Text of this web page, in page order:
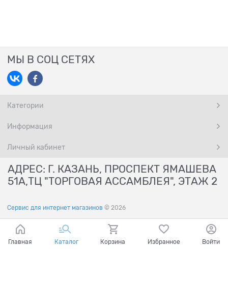
МЫ В СОЦ СЕТЯХ
Категории
Информация
Личный кабинет
АДРЕС: Г. КАЗАНЬ, ПРОСПЕКТ ЯМАШЕВА
51А,ТЦ "ТОРГОВАЯ АССАМБЛЕЯ", ЭТАЖ 2
Сервис для интернет магазинов © 2026
Главная Каталог Корзина Избранное Войти